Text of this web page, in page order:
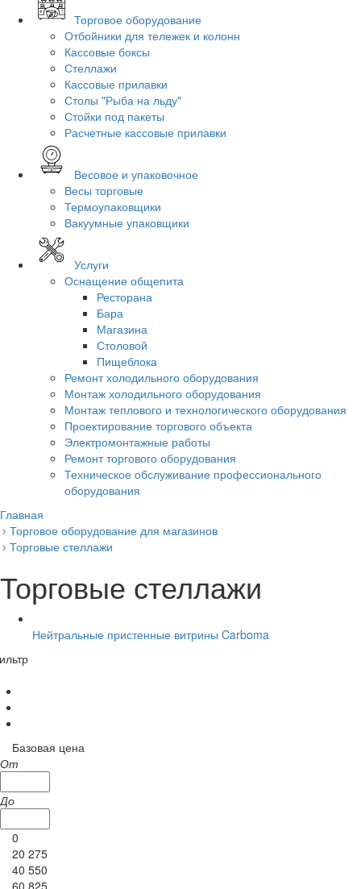
Торговое оборудование
Отбойники для тележек и колонн
Кассовые боксы
Стеллажи
Кассовые прилавки
Столы "Рыба на льду"
Стойки под пакеты
Расчетные кассовые прилавки
Весовое и упаковочное
Весы торговые
Термоупаковщики
Вакуумные упаковщики
Услуги
Оснащение общепита
Ресторана
Бара
Магазина
Столовой
Пищеблока
Ремонт холодильного оборудования
Монтаж холодильного оборудования
Монтаж теплового и технологического оборудования
Проектирование торгового объекта
Электромонтажные работы
Ремонт торгового оборудования
Техническое обслуживание профессионального
оборудования
Главная
Торговое оборудование для магазинов
Торговые стеллажи
Торговые стеллажи
Нейтральные пристенные витрины Carboma
Базовая цена
От
До
0
20 275
40 550
60 825